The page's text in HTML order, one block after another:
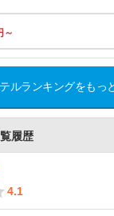
～
ルランキングをもっ
履歴
4.1